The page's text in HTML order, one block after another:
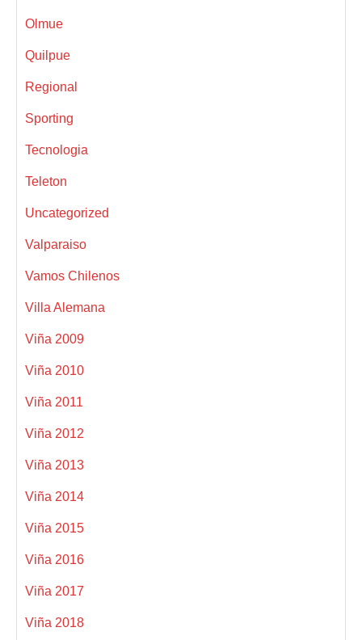
Olmue
Quilpue
Regional
Sporting
Tecnologia
Teleton
Uncategorized
Valparaiso
Vamos Chilenos
Villa Alemana
Viña 2009
Viña 2010
Viña 2011
Viña 2012
Viña 2013
Viña 2014
Viña 2015
Viña 2016
Viña 2017
Viña 2018